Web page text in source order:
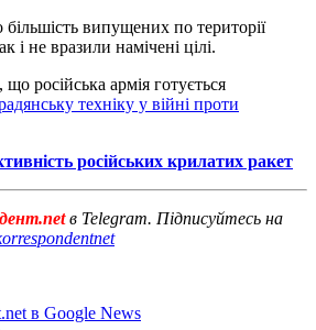
випущених по території
і не вразили намічені цілі.
російська армія готується
техніку у війні проти
російських крилатих ракет
в Telegram. Підписуйтесь на
в Google News